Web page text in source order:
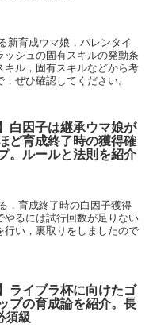
新育成ウマ娘，バレンタイ
シュの固有スキルの発動条
ル，固有スキルなどから考
ぜひ確認してください。
白因子は継承ウマ娘が
ど育成終了時の獲得確
。ルールと法則を紹介
，育成終了時の白因子獲得
るには試行回数が足りない
い，裏取りをしましたので
ライブラ杯に向けたゴ
プの育成論を紹介。長
須級